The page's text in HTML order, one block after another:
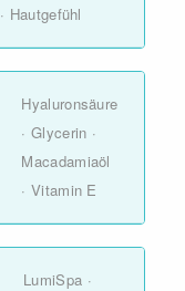
· Hautgefühl
Hyaluronsäure
· Glycerin ·
Macadamiaöl
· Vitamin E
LumiSpa ·